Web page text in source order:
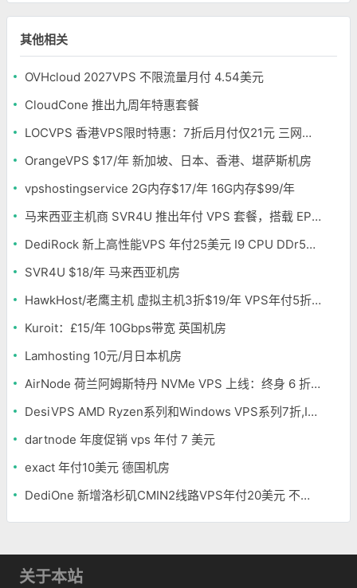
其他相关
OVHcloud 2027VPS 不限流量月付 4.54美元
CloudCone 推出九周年特惠套餐
LOCVPS 香港VPS限时特惠：7折后月付仅21元 三网优化BGP线路 可选原生IP
OrangeVPS $17/年 新加坡、日本、香港、堪萨斯机房
vpshostingservice 2G内存$17/年 16G内存$99/年
马来西亚主机商 SVR4U 推出年付 VPS 套餐，搭载 EPYC/至强铂金，支持支付宝
DediRock 新上高性能VPS 年付25美元 I9 CPU DDr5内存 纽约机房
SVR4U $18/年 马来西亚机房
HawkHost/老鹰主机 虚拟主机3折$19/年 VPS年付5折$25/年
Kuroit：£15/年 10Gbps带宽 英国机房
Lamhosting 10元/月日本机房
AirNode 荷兰阿姆斯特丹 NVMe VPS 上线：终身 6 折，€1.99/月起，2.5Tbit/s DDoS 防护
DesiVPS AMD Ryzen系列和Windows VPS系列7折,Intel系列年付11.6美元
dartnode 年度促销 vps 年付 7 美元
exact 年付10美元 德国机房
DediOne 新增洛杉矶CMIN2线路VPS年付20美元 不限流量
关于本站